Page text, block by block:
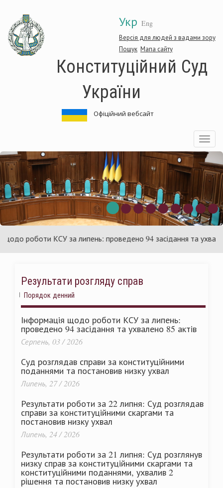
основного
матеріалу
Укр Eng
Версія для людей з вадами зору
Пошук Мапа сайту
Конституційний Суд
України
Офіційний вебсайт
Toggle
роботи КСУ за липень: проведено 94 засідання та ухвалено
Результати розгляду справ
Порядок денний
Інформація щодо роботи КСУ за липень:
проведено 94 засідання та ухвалено 85 актів
Серпень, 03 / 2026
Суд розглядав справи за конституційними
поданнями та постановив низку ухвал
Липень, 27 / 2026
Результати роботи за 22 липня: Суд розглядав
справи за конституційними скаргами та
постановив низку ухвал
Липень, 24 / 2026
Результати роботи за 21 липня: Суд розглянув
низку справ за конституційними скаргами та
конституційними поданнями, ухвалив 2
рішення та постановив низку ухвал